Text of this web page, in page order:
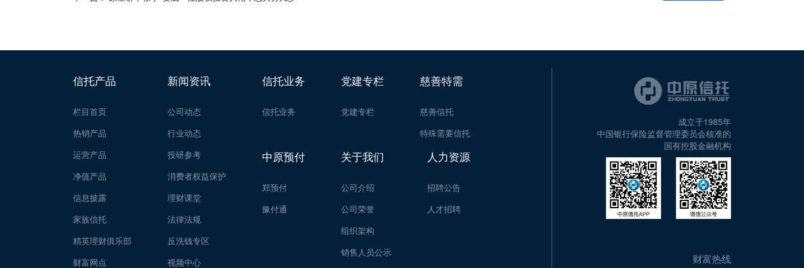
信托产品
栏目首页
热销产品
运营产品
净值产品
信息披露
家族信托
精英理财俱乐部
财富网点
新闻资讯
公司动态
行业动态
投研参考
消费者权益保护
理财课堂
法律法规
反洗钱专区
视频中心
信托业务
信托业务
党建专栏
党建专栏
慈善特需
慈善信托
特殊需要信托
中原预付
郑预付
豫付通
关于我们
公司介绍
公司荣誉
组织架构
销售人员公示
人力资源
招聘公告
人才招聘
成立于1985年
中国银行保险监督管理委员会核准的
国有控股金融机构
财富热线